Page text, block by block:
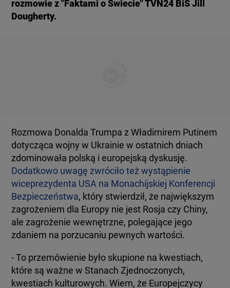
rozmowie z "Faktami o Świecie" TVN24 BiS Jill
Dougherty.
Rozmowa Donalda Trumpa z Władimirem Putinem
dotycząca wojny w Ukrainie w ostatnich dniach
zdominowała polską i europejską dyskusję.
Dodatkowo uwagę zwróciło też wystąpienie
wiceprezydenta USA na Monachijskiej Konferencji
Bezpieczeństwa, który stwierdził, że największym
zagrożeniem dla Europy nie jest Rosja czy Chiny,
ale zagrożenie wewnętrzne, polegające jego
zdaniem na porzucaniu pewnych wartości.
- To przemówienie było skupione na kwestiach,
które są ważne w Stanach Zjednoczonych,
kwestiach kulturowych. Wiem, że Europejczycy